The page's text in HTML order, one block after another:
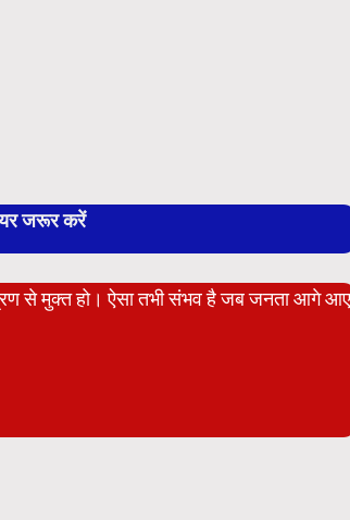
जरूर करें
से मुक्त हो। ऐसा तभी संभव है जब जनता आगे आए